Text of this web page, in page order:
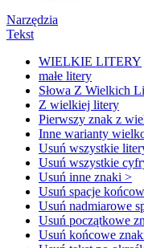
Narzędzia
Tekst
WIELKIE LITERY
małe litery
Słowa Z Wielkich
Z wielkiej litery
Pierwszy znak z
Inne warianty
Usuń wszystkie
Usuń wszystkie
Usuń inne znaki >
Usuń spacje
Usuń nadmiarowe
Usuń początkowe
Usuń końcowe